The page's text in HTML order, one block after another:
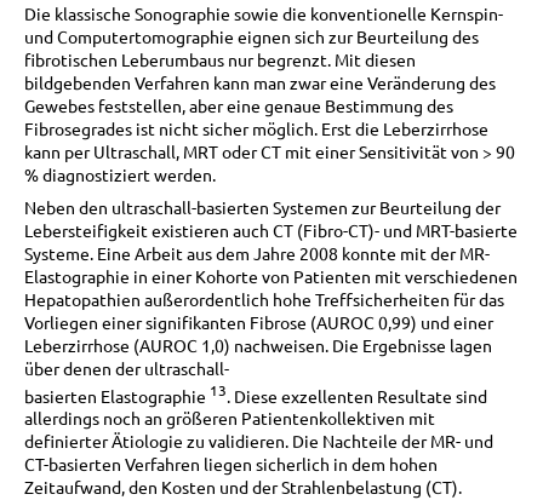
Die klassische Sonographie sowie die konventionelle Kernspin-
und Computertomographie eignen sich zur Beurteilung des
fibrotischen Leberumbaus nur begrenzt. Mit diesen
bildgebenden Verfahren kann man zwar eine Veränderung des
Gewebes feststellen, aber eine genaue Bestimmung des
Fibrosegrades ist nicht sicher möglich. Erst die Leberzirrhose
kann per Ultraschall, MRT oder CT mit einer Sensitivität von > 90
% diagnostiziert werden.
Neben den ultraschall-basierten Systemen zur Beurteilung der
Lebersteifigkeit existieren auch CT (Fibro-CT)- und MRT-basierte
Systeme. Eine Arbeit aus dem Jahre 2008 konnte mit der MR-
Elastographie in einer Kohorte von Patienten mit verschiedenen
Hepatopathien außerordentlich hohe Treffsicherheiten für das
Vorliegen einer signifikanten Fibrose (AUROC 0,99) und einer
Leberzirrhose (AUROC 1,0) nachweisen. Die Ergebnisse lagen
über denen der ultraschall-
basierten Elastographie 13 . Diese exzellenten Resultate sind
allerdings noch an größeren Patientenkollektiven mit
definierter Ätiologie zu validieren. Die Nachteile der MR- und
CT-basierten Verfahren liegen sicherlich in dem hohen
Zeitaufwand, den Kosten und der Strahlenbelastung (CT).